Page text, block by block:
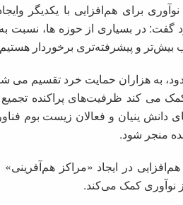
برای هم‌افزایی با یکدیگر
گفت: در بسیاری از حوزه ها، نسبت
بیش‌تر و پیشرفته‌تری برخوردار
به هزاران حمایت خرد تقسیم می
می کند ظرفیت‌های پراکنده تجمیع
دانش ینیان و فعالان زیست بوم
منجر شود.
هم‌افزایی در ایجاد «مراکز
نوآوری کمک می‌کند.